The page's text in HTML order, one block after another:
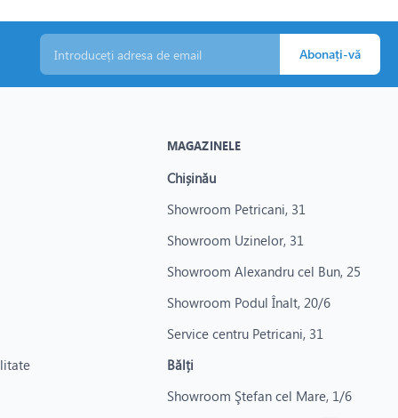
Abonați-vă
MAGAZINELE
Chișinău
Showroom Petricani, 31
Showroom Uzinelor, 31
Showroom Alexandru cel Bun, 25
Showroom Podul Înalt, 20/6
Service centru Petricani, 31
Bălți
Showroom Ştefan cel Mare, 1/6